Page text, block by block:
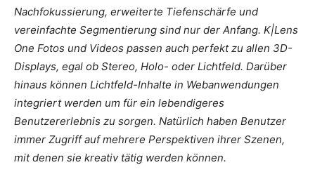
Nachfokussierung, erweiterte Tiefenschärfe und
vereinfachte Segmentierung sind nur der Anfang. K|Lens
One Fotos und Videos passen auch perfekt zu allen 3D-
Displays, egal ob Stereo, Holo- oder Lichtfeld. Darüber
hinaus können Lichtfeld-Inhalte in Webanwendungen
integriert werden um für ein lebendigeres
Benutzererlebnis zu sorgen. Natürlich haben Benutzer
immer Zugriff auf mehrere Perspektiven ihrer Szenen,
mit denen sie kreativ tätig werden können.